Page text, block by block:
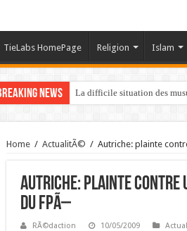
TieLabs HomePage Religion Islam
News La difficile situation des
Home / ActualitÃ© / Autriche: plainte
Autriche: plainte contre
du FPÃ–
RÃ©daction 10/05/2009